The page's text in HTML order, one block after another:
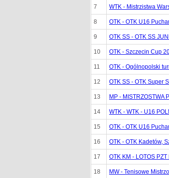
7 WTK - Mistrzistwa
8 OTK - OTK U16
9 OTK SS - OTK SS
10 OTK - Szczecin Cup
11 OTK - Ogólnopolski
12 OTK SS - OTK Super
13 MP - MISTRZOSTWA
14 WTK - WTK - U16
15 OTK - OTK U16
16 OTK - OTK Kadetów,
17 OTK KM - LOTOS
18 MW - Tenisowe